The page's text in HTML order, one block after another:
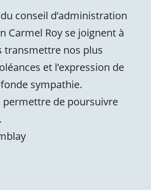
conseil d’administration
Carmel Roy se joignent à
transmettre nos plus
et l’expression de
sympathie.
permettre de poursuivre